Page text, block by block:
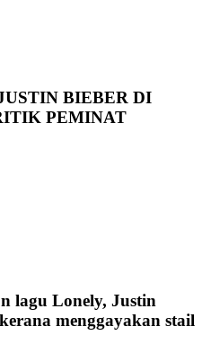
BIEBER DI
PEMINAT
lagu Lonely, Justin
menggayakan stail